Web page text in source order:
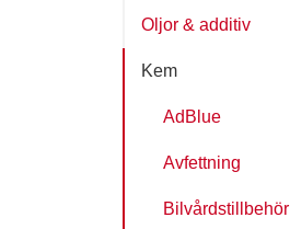
Oljor & additiv
Kem
AdBlue
Avfettning
Bilvårdstillbehör